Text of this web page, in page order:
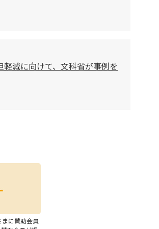
減に向けて、文科省が事例を
に賛助会員